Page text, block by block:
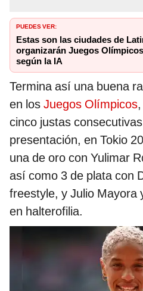
PUEDES VER:
Estas son las ciudades de
organizarán Juegos
según la IA
Termina así una buena
en los Juegos Olímpicos
cinco justas
presentación, en Tokio
una de oro con Yulimar
así como 3 de plata con
freestyle, y Julio Mayora
en halterofilia.